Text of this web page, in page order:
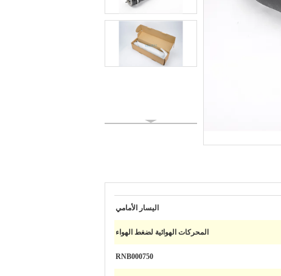
اليسار الأمامي
المحركات الهوائية لضغط الهواء
RNB000750